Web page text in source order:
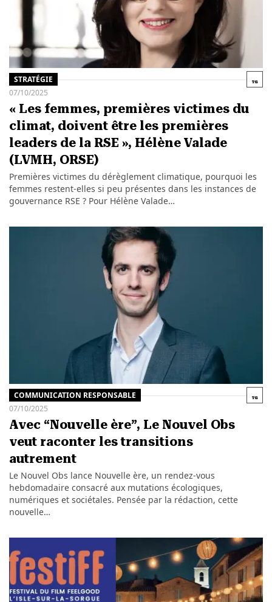
STRATÉGIE
07/10/2025
« Les femmes, premières victimes du
climat, doivent être les premières
leaders de la RSE », Hélène Valade
(LVMH, ORSE)
Premières victimes du dérèglement climatique, pourquoi les
femmes restent-elles si peu présentes dans les instances de
gouvernance RSE ? Pour Hélène Valade…
COMMUNICATION RESPONSABLE
07/10/2025
Avec “Nouvelle ère”, Le Nouvel Obs
veut raconter les transitions
autrement
Le Nouvel Obs lance Nouvelle ère, un rendez-vous
hebdomadaire consacré aux mutations écologiques,
numériques et sociétales. Pensée par la rédaction, cette
nouvelle…